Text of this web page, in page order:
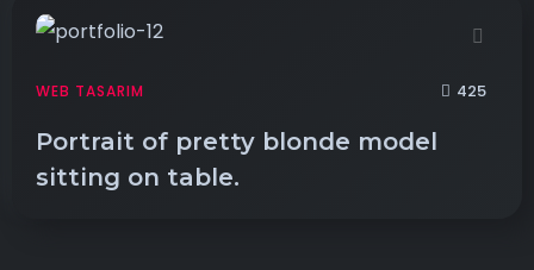
WEB TASARIM 425
Portrait of pretty blonde model
sitting on table.